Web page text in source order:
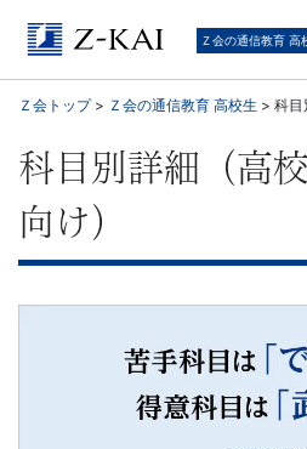
Ｚ
会
の
通
信
教
Ｚ会の通信教育 高
Ｚ会トップ> Ｚ会の通信教育 高校生 > 科目
科目別詳細（高
向け）